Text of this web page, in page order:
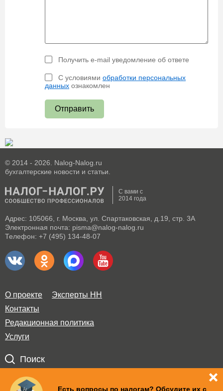
Получить e-mail уведомление об ответе
С условиями обработки персональных
данных ознакомлен
Отправить
© 2014 - 2026. Nalog-Nalog.ru
бухгалтерские новости и статьи.
С вами с
2014 года
Адрес: 105066, г. Москва, ул. Спартаковская, д.19, стр. 3А
Электронная почта: pisma@nalog-nalog.ru
Телефон: +7 (495) 134-48-07
О проекте
Эксперты НН
Контакты
Редакционная политика
Услуги
Поиск
Правила использования материалов и авторские права
Есть вопросы по налогам? Обсудите их с